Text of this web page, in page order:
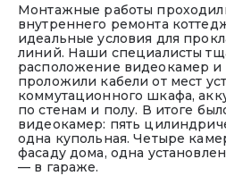
Монтажные работы
внутреннего ремонта
идеальные условия для
линий. Наши специалисты
расположение видеокамер и
проложили кабели от мест
коммутационного шкафа,
по стенам и полу. В итоге
видеокамер: пять
одна купольная. Четыре
фасаду дома, одна
— в гараже.